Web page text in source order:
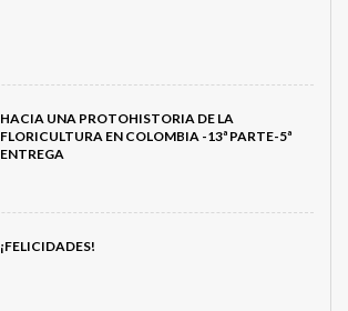
HACIA UNA PROTOHISTORIA DE LA
FLORICULTURA EN COLOMBIA -13ª PARTE-5ª
ENTREGA
¡FELICIDADES!